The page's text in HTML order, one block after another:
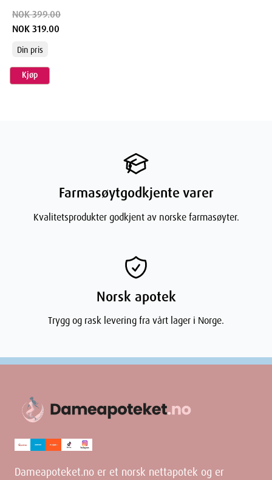
NOK 399.00
NOK 319.00
Din pris
Kjøp
Farmasøytgodkjente varer
Kvalitetsprodukter godkjent av norske farmasøyter.
Norsk apotek
Trygg og rask levering fra vårt lager i Norge.
Dameapoteket.no er et norsk nettapotek og er